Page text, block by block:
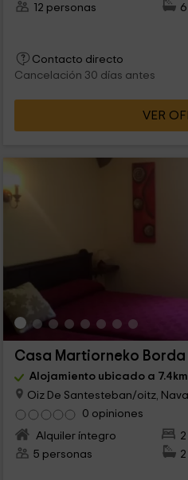
12 personas
Contacto directo
Cancelación 30 días antes
VER
Casa Martiorneko Borda
Alojamiento ubicado a
Oiz De Santesteban/oitz,
0 opiniones
Alquiler íntegro
5 personas